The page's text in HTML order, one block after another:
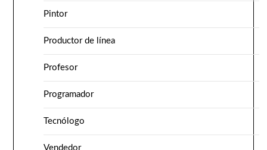
Pintor
Productor de línea
Profesor
Programador
Tecnólogo
Vendedor